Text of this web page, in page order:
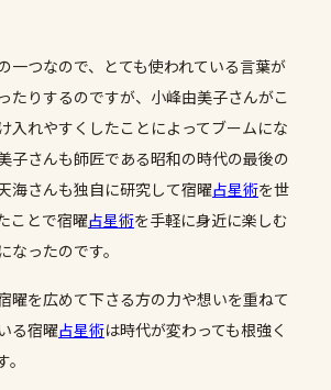
一つなので、とても使われている言葉が
たりするのですが、小峰由美子さんがこ
入れやすくしたことによってブームにな
子さんも師匠である昭和の時代の最後の
海さんも独自に研究して宿曜占星術を世
ことで宿曜占星術を手軽に身近に楽しむ
なったのです。
曜を広めて下さる方の力や想いを重ねて
る宿曜占星術は時代が変わっても根強く